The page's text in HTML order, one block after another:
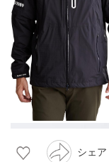
シェア